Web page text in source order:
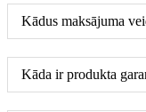
Kādus maksājuma
Kāda ir produkta